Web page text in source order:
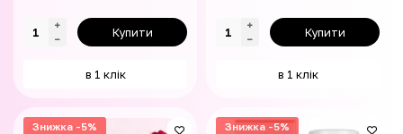
Купити
в 1 клік
Купити
в 1 клік
Знижка -5% Знижка -5%